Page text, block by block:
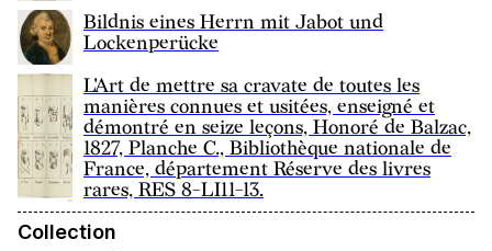
Bildnis eines Herrn mit Jabot und
Lockenperücke
L'Art de mettre sa cravate de toutes les
manières connues et usitées, enseigné et
démontré en seize leçons, Honoré de Balzac,
1827, Planche C., Bibliothèque nationale de
France, département Réserve des livres
rares, RES 8-LI11-13.
Collection